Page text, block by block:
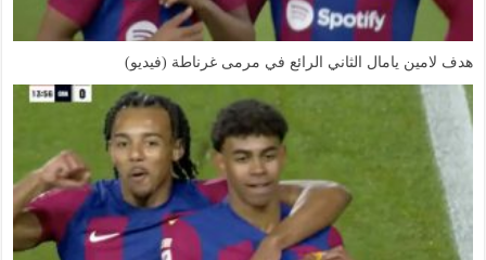
هدف لامين يامال الثاني الرائع في مرمى غرناطة (فيديو)